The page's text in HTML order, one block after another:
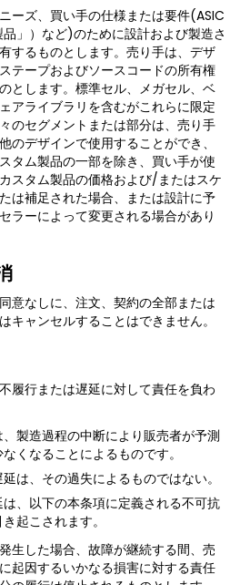
ーズ、買い手の仕様または要件(ASIC
品」）など)のために設計および製造さ
するものとします。売り手は、デザ
テープおよびソースコードの所有権
とします。標準セル、メガセル、ベ
アライブラリを含むがこれらに限定
のセグメントまたは部分は、売り手
のデザインで使用することができ、
タム製品の一部を除き、買い手が使
スタム製品の価格および/またはスケ
は補足された場合、または設計に予
ラーによって変更される場合があり
意なしに、注文、契約の全部または
キャンセルすることはできません。
履行または遅延に対して責任を負わ
製造過程の中断により販売者が予測
くなることによるものです。
は、その過失によるものではない。
、以下の本条項に定義される不可抗
起こされます。
生した場合、故障が継続する間、売
起因するいかなる損害に対する責任